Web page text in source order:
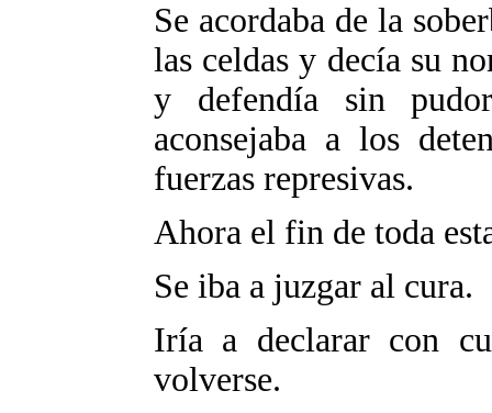
Se acordaba de la
las celdas y decía su
y defendía sin
aconsejaba a los
fuerzas represivas.
Ahora el fin de toda
Se iba a juzgar al cura.
Iría a declarar con
volverse.